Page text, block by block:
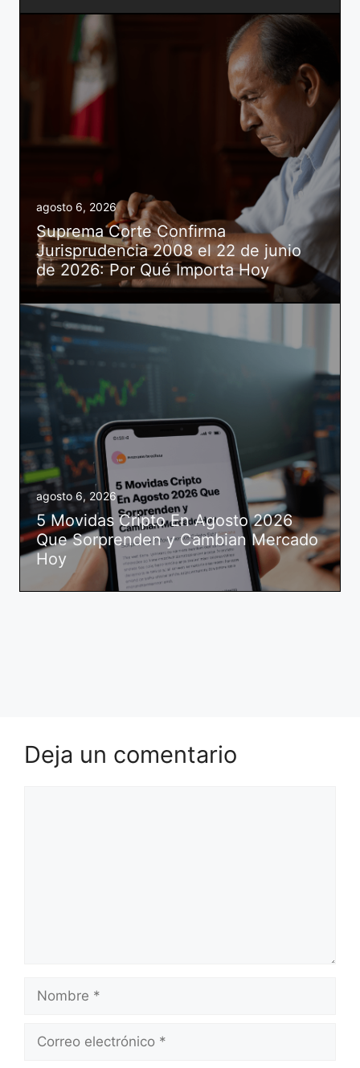
agosto 6, 2026
Suprema Corte Confirma
Jurisprudencia 2008 el 22 de junio
de 2026: Por Qué Importa Hoy
agosto 6, 2026
5 Movidas Cripto En Agosto 2026
Que Sorprenden y Cambian Mercado
Hoy
Deja un comentario
electrónico